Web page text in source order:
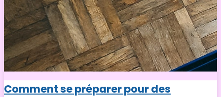
Comment se préparer pour des